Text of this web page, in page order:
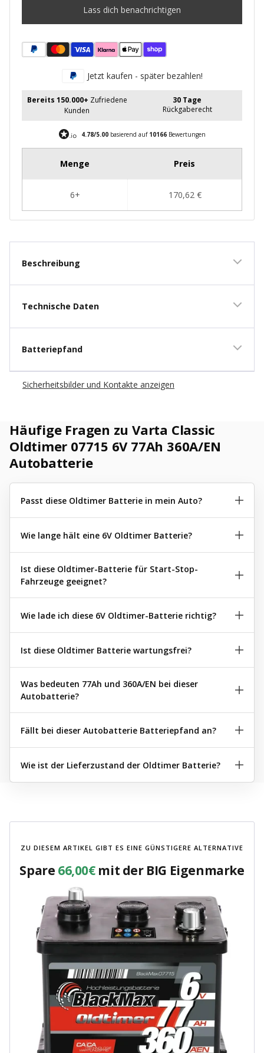
Lass dich benachrichtigen
Jetzt kaufen - später bezahlen!
Bereits 150.000+ Zufriedene
Kunden
30 Tage
Rückgaberecht
4.78/5.00basierend auf 10166Bewertungen
Beschreibung
Technische Daten
Batteriepfand
Sicherheitsbilder und Kontakte anzeigen
Häufige Fragen zu Varta Classic
Oldtimer 07715 6V 77Ah 360A/EN
Autobatterie
Passt diese Oldtimer Batterie in mein Auto?
Wie lange hält eine 6V Oldtimer Batterie?
Ist diese Oldtimer-Batterie für Start-Stop-
Fahrzeuge geeignet?
Wie lade ich diese 6V Oldtimer-Batterie richtig?
Ist diese Oldtimer Batterie wartungsfrei?
Was bedeuten 77Ah und 360A/EN bei dieser
Autobatterie?
Fällt bei dieser Autobatterie Batteriepfand an?
Wie ist der Lieferzustand der Oldtimer Batterie?
ZU DIESEM ARTIKEL GIBT ES EINE GÜNSTIGERE ALTERNATIVE
Spare 66,00€mit der BIG Eigenmarke